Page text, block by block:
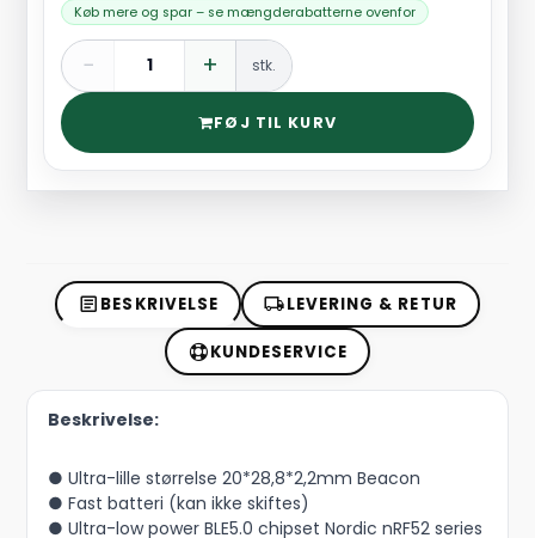
Køb mere og spar – se mængderabatterne ovenfor
− + stk.
FØJ TIL KURV
BESKRIVELSE LEVERING & RETUR
KUNDESERVICE
Beskrivelse:
● Ultra-lille størrelse 20*28,8*2,2mm Beacon
● Fast batteri (kan ikke skiftes)
● Ultra-low power BLE5.0 chipset Nordic nRF52 series